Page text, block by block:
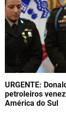
URGENTE:
petroleiros
América do Sul